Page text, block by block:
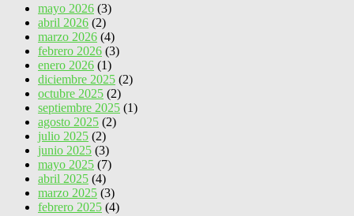
mayo 2026 (3)
abril 2026 (2)
marzo 2026 (4)
febrero 2026 (3)
enero 2026 (1)
diciembre 2025 (2)
octubre 2025 (2)
septiembre 2025 (1)
agosto 2025 (2)
julio 2025 (2)
junio 2025 (3)
mayo 2025 (7)
abril 2025 (4)
marzo 2025 (3)
febrero 2025 (4)